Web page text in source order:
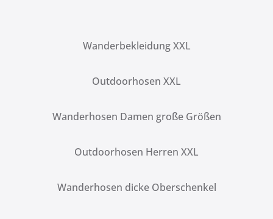
Wanderbekleidung XXL
Outdoorhosen XXL
Wanderhosen Damen große Größen
Outdoorhosen Herren XXL
Wanderhosen dicke Oberschenkel